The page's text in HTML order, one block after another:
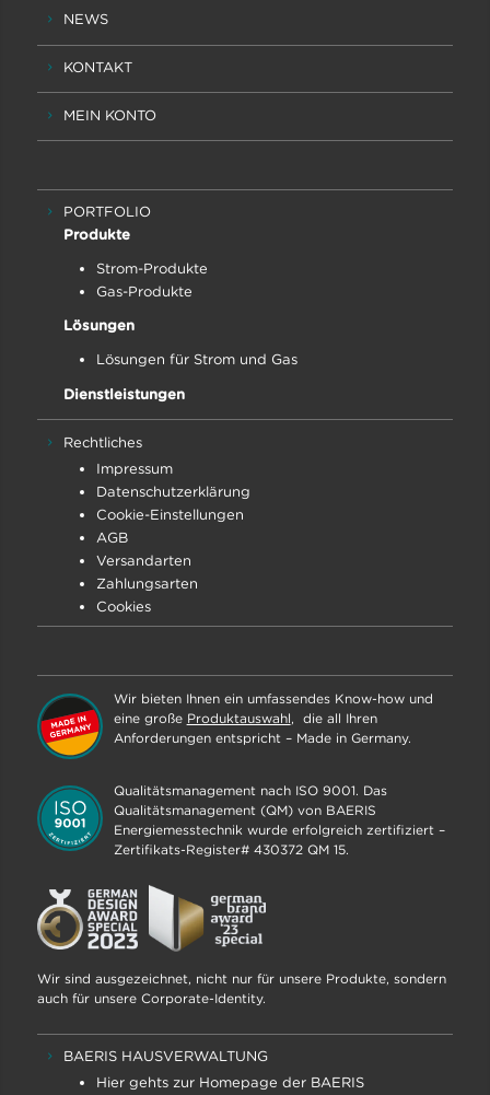
NEWS
KONTAKT
MEIN KONTO
PORTFOLIO
Produkte
Strom-Produkte
Gas-Produkte
Lösungen
Lösungen für Strom und Gas
Dienstleistungen
Rechtliches
Impressum
Datenschutz­erklärung
Cookie-Einstellungen
AGB
Versandarten
Zahlungsarten
Cookies
Wir bieten Ihnen ein umfassendes Know-how und
eine große Produktauswahl, die all Ihren
Anforderungen entspricht – Made in Germany.
Qualitätsmanagement nach ISO 9001. Das
Qualitätsmanagement (QM) von BAERIS
Energiemesstechnik wurde erfolgreich zertifiziert –
Zertifikats-Register# 430372 QM 15.
Wir sind ausgezeichnet, nicht nur für unsere Produkte, sondern
auch für unsere Corporate-Identity.
BAERIS HAUSVERWALTUNG
Hier gehts zur Homepage der BAERIS